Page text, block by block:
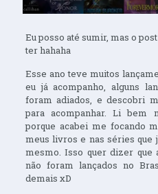
Eu posso até sumir, mas o
ter hahaha
Esse ano teve muitos
eu já acompanho, alguns
foram adiados, e descobri
para acompanhar. Li bem
porque acabei me focando
meus livros e nas séries que
mesmo. Isso quer dizer
não foram lançados no
demais xD